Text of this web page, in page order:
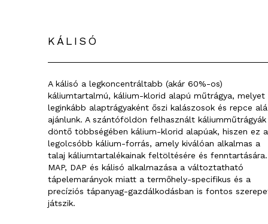
KÁLISÓ
A kálisó a legkoncentráltabb (akár 60%-os)
káliumtartalmú, kálium-klorid alapú műtrágya, melyet
leginkább alaptrágyaként őszi kalászosok és repce alá
ajánlunk. A szántóföldön felhasznált káliumműtrágyák
döntő többségében kálium-klorid alapúak, hiszen ez a
legolcsóbb kálium-forrás, amely kiválóan alkalmas a
talaj káliumtartalékainak feltöltésére és fenntartására.
MAP, DAP és kálisó alkalmazása a változtatható
tápelemarányok miatt a termőhely-specifikus és a
precíziós tápanyag-gazdálkodásban is fontos
játszik.